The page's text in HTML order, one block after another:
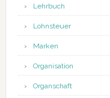
Lehrbuch
Lohnsteuer
Marken
Organisation
Organschaft